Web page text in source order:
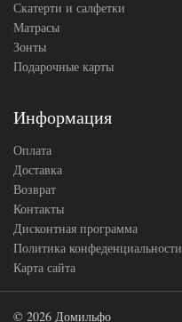
Скатерти и салфетки
Матрасы
Зонты
Подарочные карты
Информация
Оплата
Доставка
Возврат
Контакты
Дисконтная программа
Политика конфеденциальности
Карта сайта
© 2026 Домильфо